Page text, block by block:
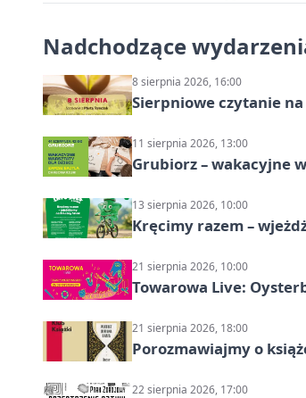
Nadchodzące
8 sierpnia 2026, 16:00
Sierpniowe czytanie
11 sierpnia 2026, 13:00
Grubiorz – wakacyjne
13 sierpnia 2026, 10:00
Kręcimy razem –
21 sierpnia 2026, 10:00
Towarowa Live:
21 sierpnia 2026, 18:00
Porozmawiajmy o
22 sierpnia 2026, 17:00